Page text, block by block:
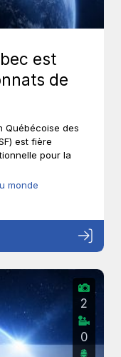
est
de
Québécoise des
est fière
pour la
monde
2
0